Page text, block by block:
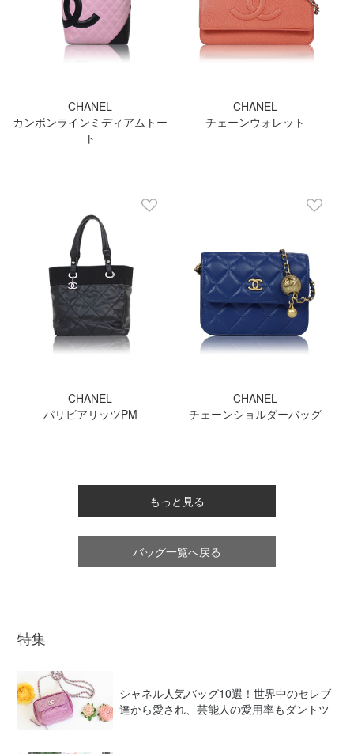
CHANEL
カンボンラインミディアムトー
ト
CHANEL
チェーンウォレット
CHANEL
パリビアリッツPM
CHANEL
チェーンショルダーバッグ
もっと見る
バッグ一覧へ戻る
特集
シャネル人気バッグ10選！世界中のセレブ
達から愛され、芸能人の愛用率もダントツ